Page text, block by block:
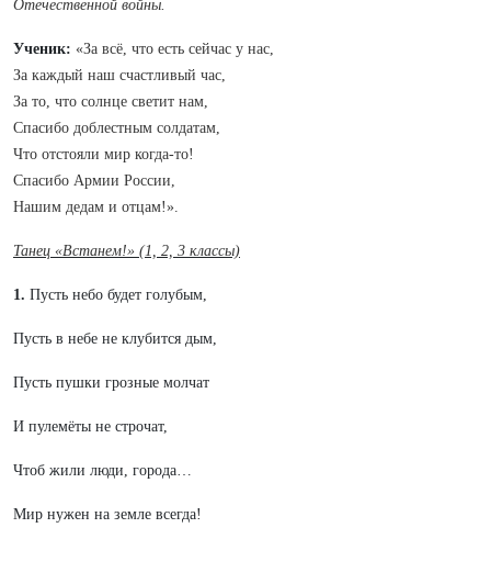
Отечественной войны.
Ученик: «За всё, что есть сейчас у нас,
За каждый наш счастливый час,
За то, что солнце светит нам,
Спасибо доблестным солдатам,
Что отстояли мир когда-то!
Спасибо Армии России,
Нашим дедам и отцам!».
Танец «Встанем!» (1, 2, 3 классы)
1. Пусть небо будет голубым,
Пусть в небе не клубится дым,
Пусть пушки грозные молчат
И пулемёты не строчат,
Чтоб жили люди, города…
Мир нужен на земле всегда!